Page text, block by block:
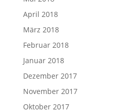
April 2018
März 2018
Februar 2018
Januar 2018
Dezember 2017
November 2017
Oktober 2017